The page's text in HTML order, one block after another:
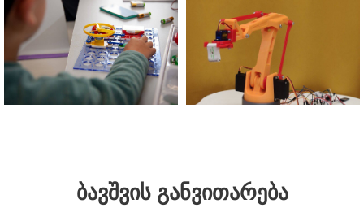
ᲑᲐᲕᲨᲕᲘᲡ ᲒᲐᲜᲕᲘᲗᲐᲠᲔᲑᲐ